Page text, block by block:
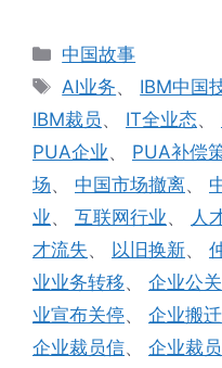
分
类
中国故事
标
签
AI业务、 IBM中国
IBM裁员 、 IT全业态、
PUA企业、 PUA补偿
场、 中国市场撤离、
业、 互联网行业、 人
才流失、 以旧换新、
业业务转移、 企业公
业宣布关停、 企业搬迁
企业裁员信、 企业裁